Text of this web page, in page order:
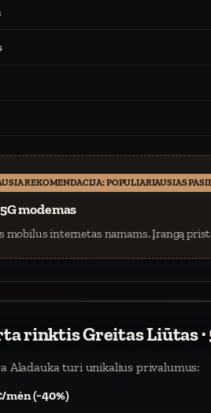
REKOMENDACIJA: POPULIARIAUSIAS
modemas
mobilus internetas namams. Įrangą
rinktis Greitas Liūtas ·
Aladauka turi unikalius privalumus:
mėn (−40%)